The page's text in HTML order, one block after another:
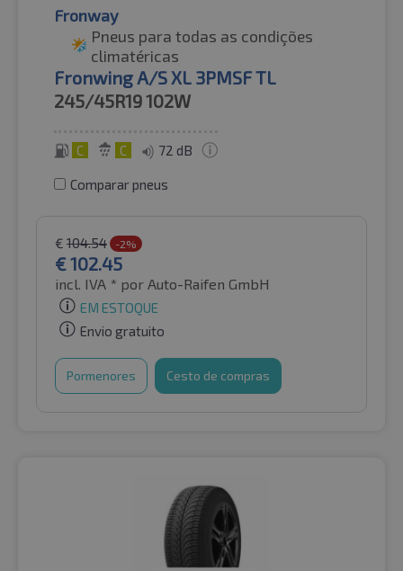
Fronway
Pneus para todas as condições
climatéricas
Fronwing A/S XL 3PMSF TL
245/45R19102W
C C 72 dB
Comparar pneus
€ 104.54 -2%
€102.45
incl. IVA * por Auto-Raifen GmbH
EM ESTOQUE
Envio gratuito
Pormenores Cesto de compras